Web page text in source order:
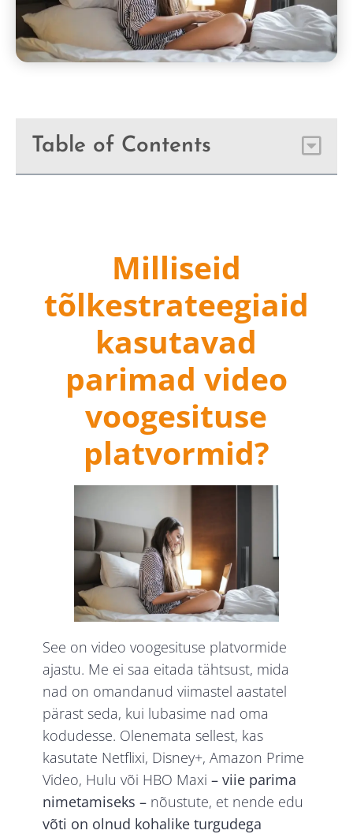
Table of Contents
Milliseid
tõlkestrateegiaid
kasutavad
parimad video
voogesituse
platvormid?
See on video voogesituse platvormide
ajastu. Me ei saa eitada tähtsust, mida
nad on omandanud viimastel aastatel
pärast seda, kui lubasime nad oma
kodudesse. Olenemata sellest, kas
kasutate Netflixi, Disney+, Amazon Prime
Video, Hulu või HBO Maxi – viie parima
nimetamiseks – nõustute, et nende edu
võti on olnud kohalike turgudega